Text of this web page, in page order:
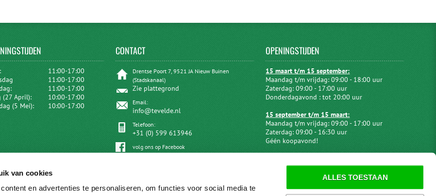
van cookies
en advertenties te personaliseren, om functies voor social media te
ALLES TOESTAAN
11:00-17:00
11:00-17:00
11:00-17:00
(27 April):
10:00-17:00
(5 Mei):
10:00-17:00
CONTACT
Drentse Poort 7, 9521 JA Nieuw Buinen
(Stadskanaal)
Zie plattegrond
Email:
info@tevelde.nl
Telefoon:
+31 (0) 599 613946
volg ons op Facebook
OPENINGSTIJDEN
15 maart t/m 15 september:
Maandag t/m vrijdag: 09:00 - 18:00 uur
Zaterdag: 09:00 - 17:00 uur
Donderdagavond : tot 20:00 uur
15 september t/m 15 maart:
Maandag t/m vrijdag: 09:00 - 17:00 uur
Zaterdag: 09:00 - 16:30 uur
Géén koopavond!